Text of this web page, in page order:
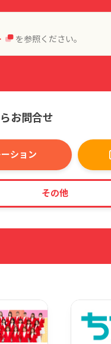
を参照ください。
お問合せ
ション
その他